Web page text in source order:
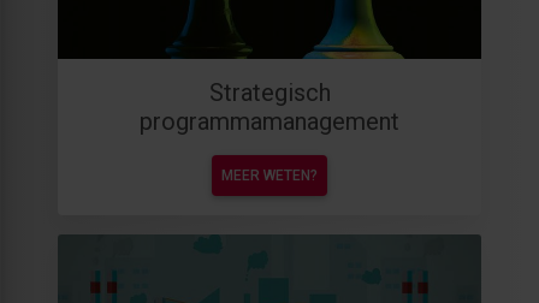
Strategisch
programmamanagement
MEER WETEN?